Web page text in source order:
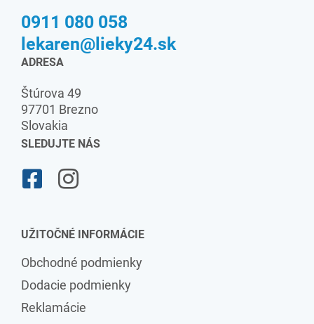
0911 080 058
lekaren@lieky24.sk
ADRESA
Štúrova 49
97701 Brezno
Slovakia
SLEDUJTE NÁS
UŽITOČNÉ INFORMÁCIE
Obchodné podmienky
Dodacie podmienky
Reklamácie